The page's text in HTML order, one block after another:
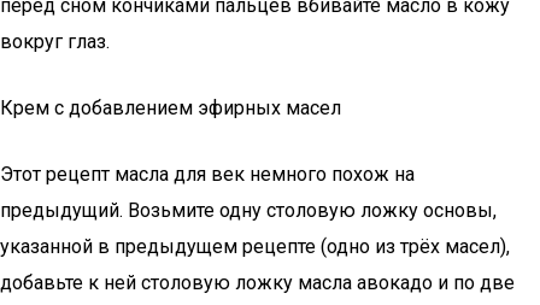
перед сном кончиками пальцев вбивайте масло в кожу
вокруг глаз.
Крем с добавлением эфирных масел
Этот рецепт масла для век немного похож на
предыдущий. Возьмите одну столовую ложку основы,
указанной в предыдущем рецепте (одно из трёх масел),
добавьте к ней столовую ложку масла авокадо и по две